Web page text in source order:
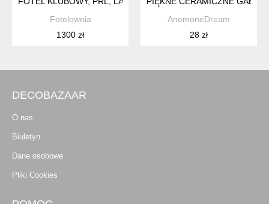
Fotelownia
1300 zł
AnemoneDream
28 zł
DECOBAZAAR
O nas
Biuletyn
Dane osobowe
Pliki Cookies